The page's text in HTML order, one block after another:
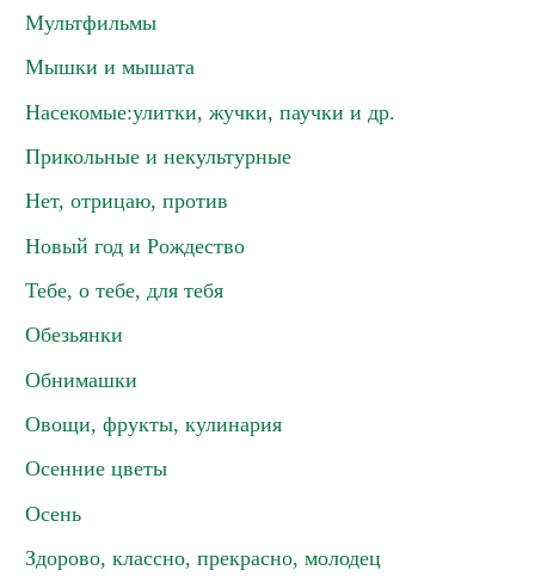
Мультфильмы
Мышки и мышата
Насекомые:улитки, жучки, паучки и др.
Прикольные и некультурные
Нет, отрицаю, против
Новый год и Рождество
Тебе, о тебе, для тебя
Обезьянки
Обнимашки
Овощи, фрукты, кулинария
Осенние цветы
Осень
Здорово, классно, прекрасно, молодец